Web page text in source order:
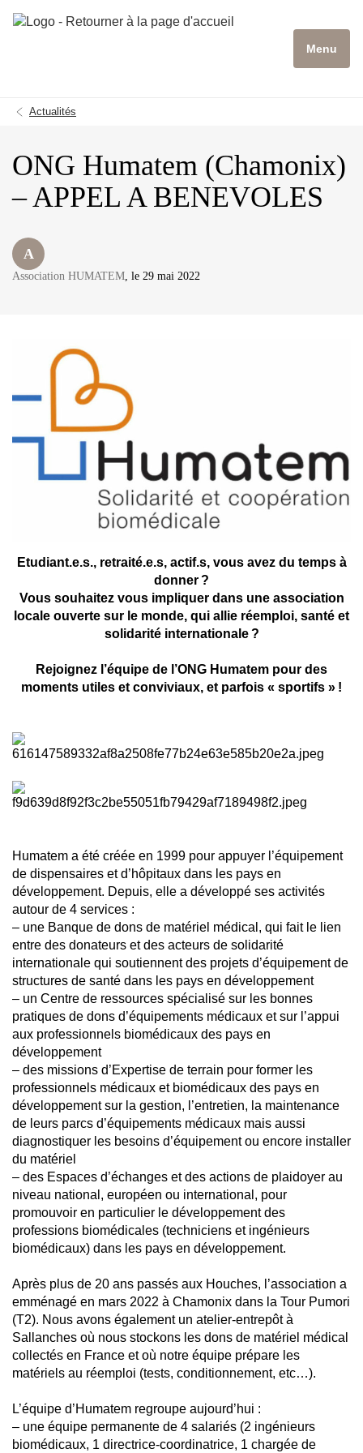
Menu
Actualités
ONG Humatem (Chamonix)
– APPEL A BENEVOLES
A
Association HUMATEM, le 29 mai 2022
Etudiant.e.s., retraité.e.s, actif.s, vous avez du temps à
donner ?
Vous souhaitez vous impliquer dans une association
locale ouverte sur le monde, qui allie réemploi, santé et
solidarité internationale ?
Rejoignez l’équipe de l’ONG Humatem pour des
moments utiles et conviviaux, et parfois « sportifs » !
Humatem a été créée en 1999 pour appuyer l’équipement
de dispensaires et d’hôpitaux dans les pays en
développement. Depuis, elle a développé ses activités
autour de 4 services :
– une Banque de dons de matériel médical, qui fait le lien
entre des donateurs et des acteurs de solidarité
internationale qui soutiennent des projets d’équipement de
structures de santé dans les pays en développement
– un Centre de ressources spécialisé sur les bonnes
pratiques de dons d’équipements médicaux et sur l’appui
aux professionnels biomédicaux des pays en
développement
– des missions d’Expertise de terrain pour former les
professionnels médicaux et biomédicaux des pays en
développement sur la gestion, l’entretien, la maintenance
de leurs parcs d’équipements médicaux mais aussi
diagnostiquer les besoins d’équipement ou encore installer
du matériel
– des Espaces d’échanges et des actions de plaidoyer au
niveau national, européen ou international, pour
promouvoir en particulier le développement des
professions biomédicales (techniciens et ingénieurs
biomédicaux) dans les pays en développement.
Après plus de 20 ans passés aux Houches, l’association a
emménagé en mars 2022 à Chamonix dans la Tour Pumori
(T2). Nous avons également un atelier-entrepôt à
Sallanches où nous stockons les dons de matériel médical
collectés en France et où notre équipe prépare les
matériels au réemploi (tests, conditionnement, etc…).
L’équipe d’Humatem regroupe aujourd’hui :
– une équipe permanente de 4 salariés (2 ingénieurs
biomédicaux, 1 directrice-coordinatrice, 1 chargée de